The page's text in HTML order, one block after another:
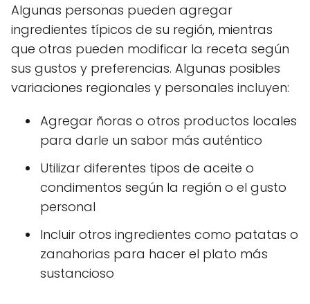
Algunas personas pueden agregar
ingredientes típicos de su región, mientras
que otras pueden modificar la receta según
sus gustos y preferencias. Algunas posibles
variaciones regionales y personales incluyen:
Agregar ñoras o otros productos locales
para darle un sabor más auténtico
Utilizar diferentes tipos de aceite o
condimentos según la región o el gusto
personal
Incluir otros ingredientes como patatas o
zanahorias para hacer el plato más
sustancioso